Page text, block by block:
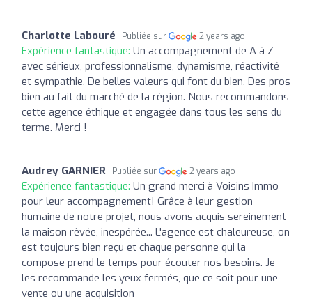
Charlotte Labouré Publiée sur 2 years ago
Expérience fantastique: Un accompagnement de A à Z
avec sérieux, professionnalisme, dynamisme, réactivité
et sympathie. De belles valeurs qui font du bien. Des pros
bien au fait du marché de la région. Nous recommandons
cette agence éthique et engagée dans tous les sens du
terme. Merci !
Audrey GARNIER Publiée sur 2 years ago
Expérience fantastique: Un grand merci à Voisins Immo
pour leur accompagnement! Grâce à leur gestion
humaine de notre projet, nous avons acquis sereinement
la maison rêvée, inespérée... L'agence est chaleureuse, on
est toujours bien reçu et chaque personne qui la
compose prend le temps pour écouter nos besoins. Je
les recommande les yeux fermés, que ce soit pour une
vente ou une acquisition